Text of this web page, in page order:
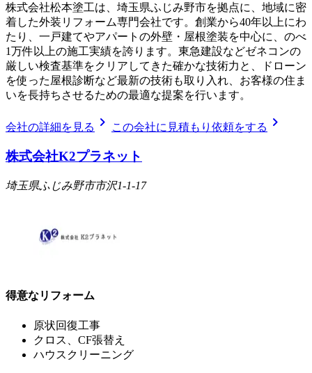
株式会社松本塗工は、埼玉県ふじみ野市を拠点に、地域に密
着した外装リフォーム専門会社です。創業から40年以上にわ
たり、一戸建てやアパートの外壁・屋根塗装を中心に、のべ
1万件以上の施工実績を誇ります。東急建設などゼネコンの
厳しい検査基準をクリアしてきた確かな技術力と、ドローン
を使った屋根診断など最新の技術も取り入れ、お客様の住ま
いを長持ちさせるための最適な提案を行います。
会社の詳細を見る chevron_right この会社に見積もり依頼をする chevron_right
株式会社K2プラネット
埼玉県ふじみ野市市沢1-1-17
得意なリフォーム
原状回復工事
クロス、CF張替え
ハウスクリーニング